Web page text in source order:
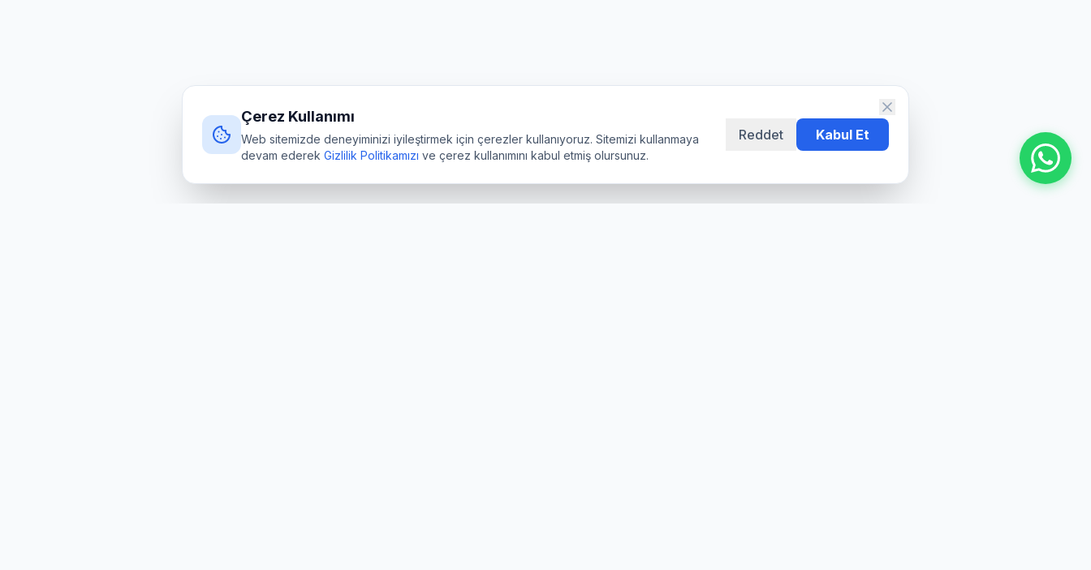
Çerez Kullanımı
Web sitemizde deneyiminizi iyileştirmek için çerezler kullanıyoruz. Sitemizi kullanmaya
devam ederek Gizlilik Politikamızı ve çerez kullanımını kabul etmiş olursunuz.
Reddet Kabul Et